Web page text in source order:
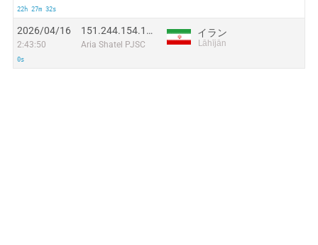
22h 27m 32s
2026/04/16
2:43:50
0s
151.244.154.192
Aria Shatel PJSC
イラン
Lāhījān